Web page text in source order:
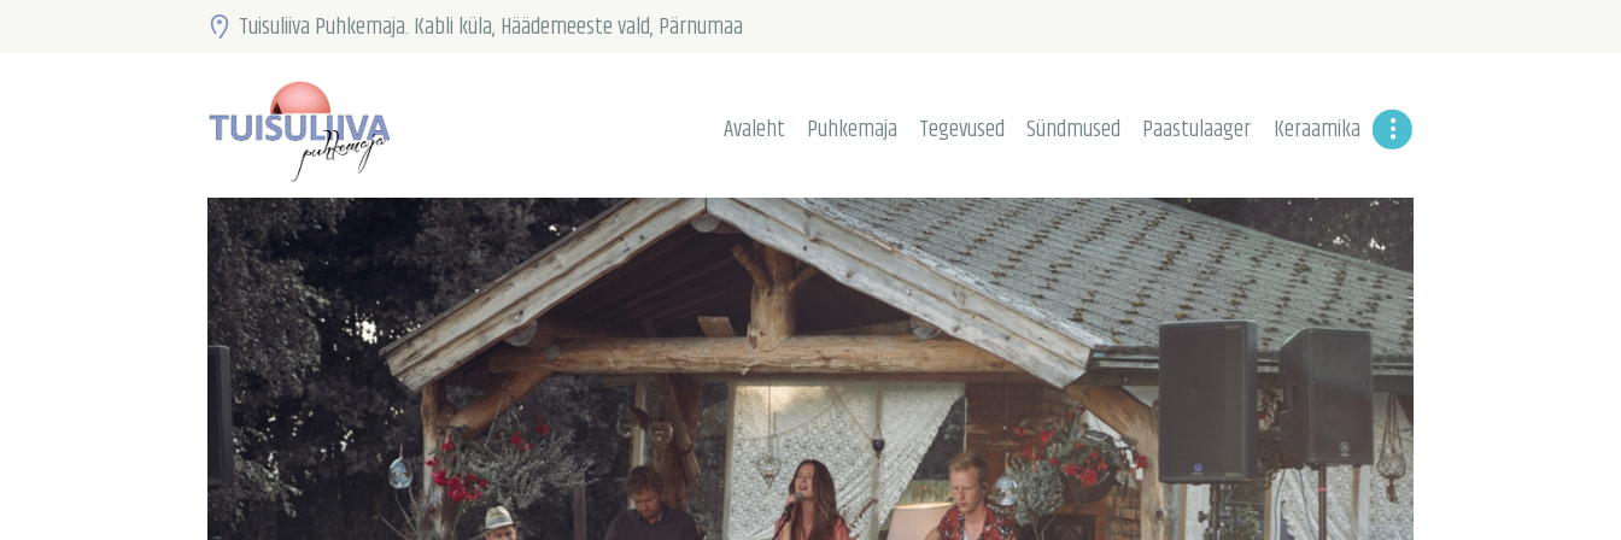
Tuisuliiva Puhkemaja. Kabli küla, Häädemeeste vald, Pärnumaa
Avaleht Puhkemaja Tegevused Sündmused Paastulaager Keraamika
AVALEHT
TEGEVUSED
SÜNDMUSED
PAASTULAAGER
KERAAMIKA
PÄKAPIKUMAA
KONTAKT